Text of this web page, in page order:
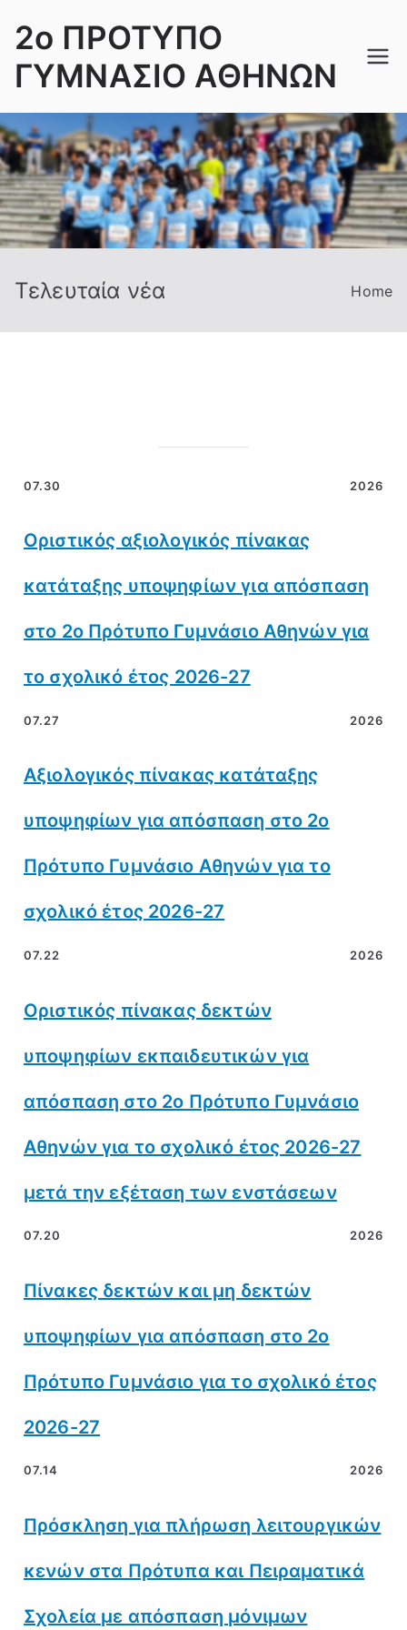
content
2ο ΠΡΟΤΥΠΟ
ΓΥΜΝΑΣΙΟ ΑΘΗΝΩΝ
Τελευταία νέα Home
07.30 2026
Οριστικός αξιολογικός πίνακας
κατάταξης υποψηφίων για απόσπαση
στο 2ο Πρότυπο Γυμνάσιο Αθηνών για
το σχολικό έτος 2026-27
07.27 2026
Αξιολογικός πίνακας κατάταξης
υποψηφίων για απόσπαση στο 2ο
Πρότυπο Γυμνάσιο Αθηνών για το
σχολικό έτος 2026-27
07.22 2026
Οριστικός πίνακας δεκτών
υποψηφίων εκπαιδευτικών για
απόσπαση στο 2ο Πρότυπο Γυμνάσιο
Αθηνών για το σχολικό έτος 2026-27
μετά την εξέταση των ενστάσεων
07.20 2026
Πίνακες δεκτών και μη δεκτών
υποψηφίων για απόσπαση στο 2ο
Πρότυπο Γυμνάσιο για το σχολικό έτος
2026-27
07.14 2026
Πρόσκληση για πλήρωση λειτουργικών
κενών στα Πρότυπα και Πειραματικά
Σχολεία με απόσπαση μόνιμων